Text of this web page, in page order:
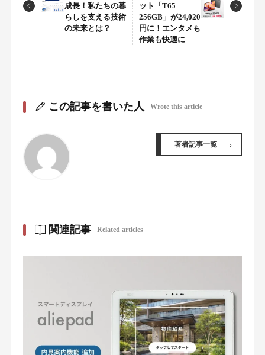
成長！私たちの暮
らしを支える技術
の未来とは？
ット「T65
256GB」が24,020
円に！エンタメも
作業も快適に
この記事を書いた人 Wrote this article
著者記事一覧
関連記事 Related articles